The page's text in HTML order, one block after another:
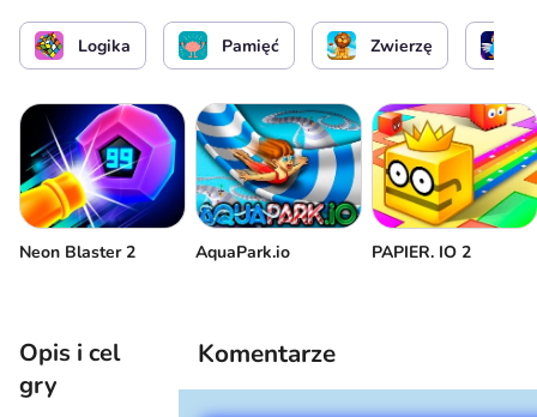
Wybierz kartę
Logika Pamięć Zwierzę
Neon Blaster 2 AquaPark.io PAPIER. IO 2
Opis i cel
gry
Komentarze